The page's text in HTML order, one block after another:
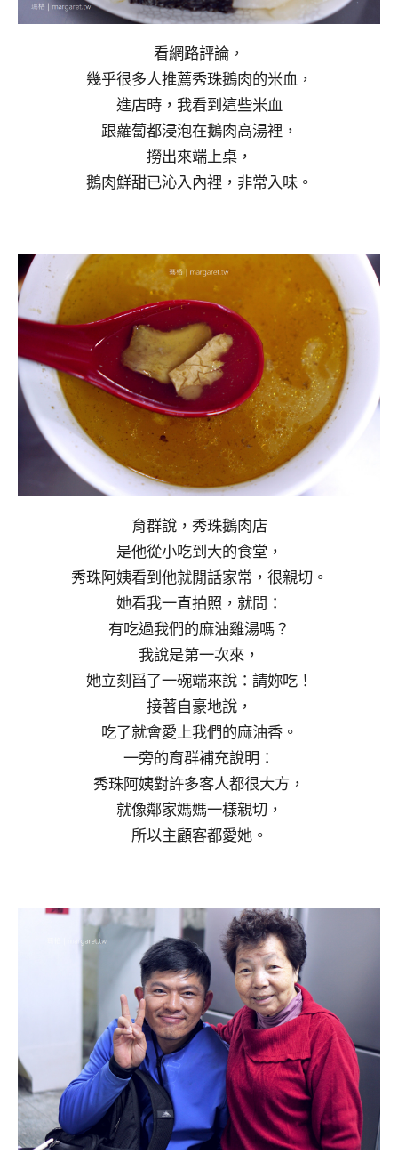
看網路評論，
幾乎很多人推薦秀珠鵝肉的米血，
進店時，我看到這些米血
跟蘿蔔都浸泡在鵝肉高湯裡，
撈出來端上桌，
鵝肉鮮甜已沁入內裡，非常入味。
育群說，秀珠鵝肉店
是他從小吃到大的食堂，
秀珠阿姨看到他就閒話家常，很親切。
她看我一直拍照，就問：
有吃過我們的麻油雞湯嗎？
我說是第一次來，
她立刻舀了一碗端來說：請妳吃！
接著自豪地說，
吃了就會愛上我們的麻油香。
一旁的育群補充說明：
秀珠阿姨對許多客人都很大方，
就像鄰家媽媽一樣親切，
所以主顧客都愛她。